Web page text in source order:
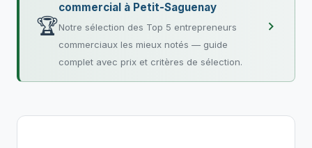
🏆
commercial à Petit-Saguenay
Notre sélection des Top 5 entrepreneurs
commerciaux les mieux notés — guide
complet avec prix et critères de sélection.